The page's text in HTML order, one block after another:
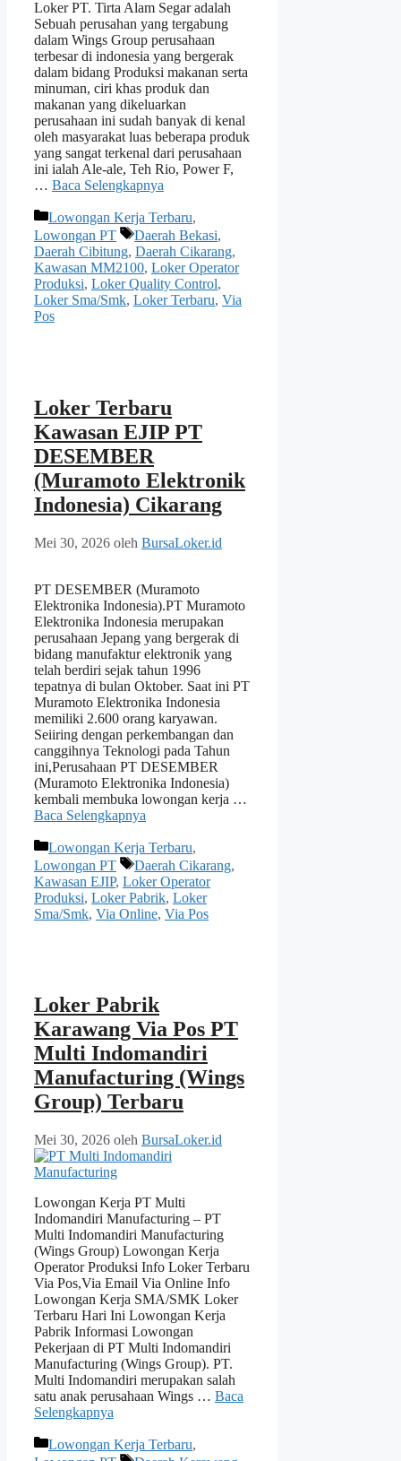
Loker PT. Tirta Alam Segar adalah
Sebuah perusahan yang tergabung
dalam Wings Group perusahaan
terbesar di indonesia yang bergerak
dalam bidang Produksi makanan serta
minuman, ciri khas produk dan
makanan yang dikeluarkan
perusahaan ini sudah banyak di kenal
oleh masyarakat luas beberapa produk
yang sangat terkenal dari perusahaan
ini ialah Ale-ale, Teh Rio, Power F,
… Baca Selengkapnya
Kategori
Lowongan Kerja Terbaru,
Lowongan PT
Tag
Daerah Bekasi,
Daerah Cibitung, Daerah Cikarang,
Kawasan MM2100, Loker Operator
Produksi, Loker Quality Control,
Loker Sma/Smk, Loker Terbaru, Via
Pos
Loker Terbaru
Kawasan EJIP PT
DESEMBER
(Muramoto Elektronik
Indonesia) Cikarang
Mei 30, 2026 oleh BursaLoker.id
PT DESEMBER (Muramoto
Elektronika Indonesia).PT Muramoto
Elektronika Indonesia merupakan
perusahaan Jepang yang bergerak di
bidang manufaktur elektronik yang
telah berdiri sejak tahun 1996
tepatnya di bulan Oktober. Saat ini PT
Muramoto Elektronika Indonesia
memiliki 2.600 orang karyawan.
Seiiring dengan perkembangan dan
canggihnya Teknologi pada Tahun
ini,Perusahaan PT DESEMBER
(Muramoto Elektronika Indonesia)
kembali membuka lowongan kerja …
Baca Selengkapnya
Kategori
Lowongan Kerja Terbaru,
Lowongan PT
Tag
Daerah Cikarang,
Kawasan EJIP, Loker Operator
Produksi, Loker Pabrik, Loker
Sma/Smk, Via Online, Via Pos
Loker Pabrik
Karawang Via Pos PT
Multi Indomandiri
Manufacturing (Wings
Group) Terbaru
Mei 30, 2026 oleh BursaLoker.id
Lowongan Kerja PT Multi
Indomandiri Manufacturing – PT
Multi Indomandiri Manufacturing
(Wings Group) Lowongan Kerja
Operator Produksi Info Loker Terbaru
Via Pos,Via Email Via Online Info
Lowongan Kerja SMA/SMK Loker
Terbaru Hari Ini Lowongan Kerja
Pabrik Informasi Lowongan
Pekerjaan di PT Multi Indomandiri
Manufacturing (Wings Group). PT.
Multi Indomandiri merupakan salah
satu anak perusahaan Wings … Baca
Selengkapnya
Kategori
Lowongan Kerja Terbaru,